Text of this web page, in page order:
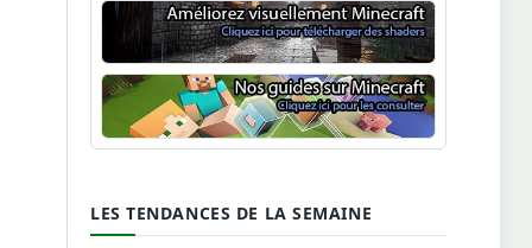
Shaders Minecraft
Guide Minecraft
LES TENDANCES DE LA SEMAINE